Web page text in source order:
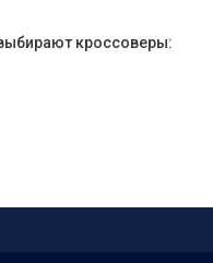
кроссоверы: